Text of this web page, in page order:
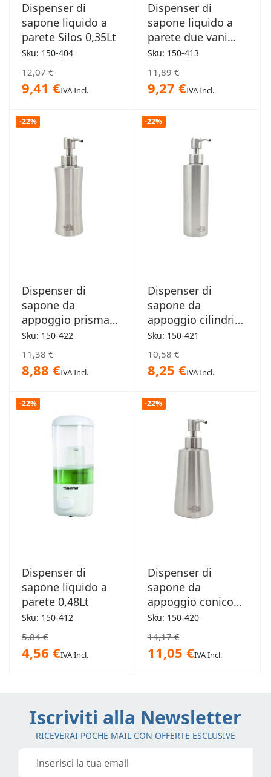
Dispenser di
sapone liquido a
parete Silos 0,35Lt
Sku: 150-404
12,07 €
9,41 €IVA Incl.
Dispenser di
sapone liquido a
parete due vani
0,48Lt x2
Sku: 150-413
11,89 €
9,27 €IVA Incl.
-22%
Dispenser di
sapone da
appoggio prisma
0,25Lt
Sku: 150-422
11,38 €
8,88 €IVA Incl.
-22%
Dispenser di
sapone da
appoggio cilindrico
0,25Lt
Sku: 150-421
10,58 €
8,25 €IVA Incl.
-22%
Dispenser di
sapone liquido a
parete 0,48Lt
Sku: 150-412
5,84 €
4,56 €IVA Incl.
-22%
Dispenser di
sapone da
appoggio conico
0,35Lt
Sku: 150-420
14,17 €
11,05 €IVA Incl.
Iscriviti alla Newsletter
RICEVERAI POCHE MAIL CON OFFERTE ESCLUSIVE
Iscriviti